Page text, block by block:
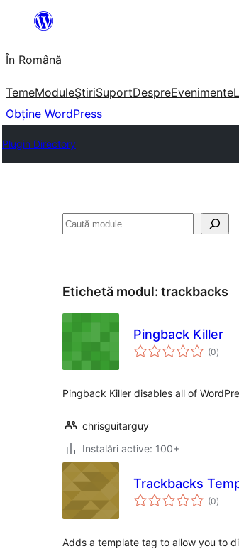
conținut
În Română
TemeModuleȘtiriSuportDespreEvenimente
Obține WordPress
Plugin Directory
Caută
Etichetă modul: trackbacks
Pingback Killer
(0total
)
Pingback Killer disables all of
chrisguitarguy
Instalări active: 100+
Trackbacks
(0total
)
Adds a template tag to allow you to